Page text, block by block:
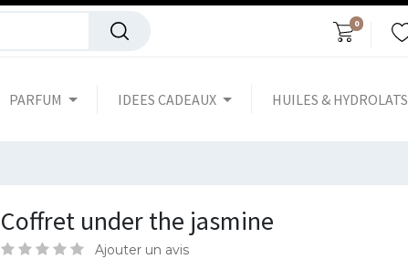
0
PARFUM IDEES CADEAUX HUILES & HYDROLATS
Coffret under the jasmine
Ajouter un avis